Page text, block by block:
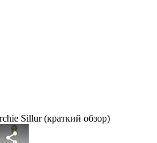
Sillur (краткий обзор)